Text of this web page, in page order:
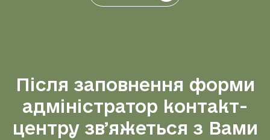
Після заповнення форми
адміністратор контакт-
центру звʼяжеться з Вами